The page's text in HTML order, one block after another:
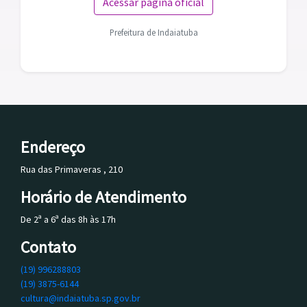
Prefeitura de Indaiatuba
Endereço
Rua das Primaveras , 210
Horário de Atendimento
De 2ª a 6ª das 8h às 17h
Contato
(19) 996288803
(19) 3875-6144
cultura@indaiatuba.sp.gov.br